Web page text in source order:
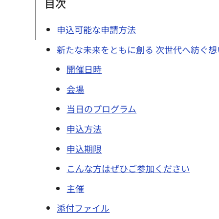
申込可能な申請方法
新たな未来をともに創る 次世代へ紡ぐ
開催日時
会場
当日のプログラム
申込方法
申込期限
こんな方はぜひご参加ください
主催
添付ファイル